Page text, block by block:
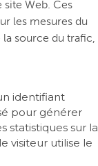
Web. Ces
les mesures du
source du trafic,
identifiant
pour générer
statistiques sur la
visiteur utilise le